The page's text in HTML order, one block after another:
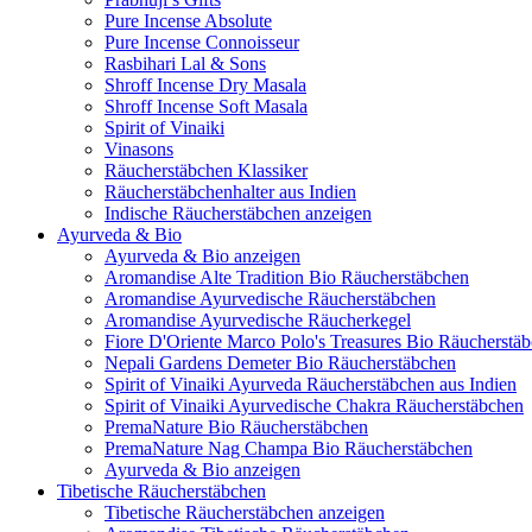
Pure Incense Absolute
Pure Incense Connoisseur
Rasbihari Lal & Sons
Shroff Incense Dry Masala
Shroff Incense Soft Masala
Spirit of Vinaiki
Vinasons
Räucherstäbchen Klassiker
Räucherstäbchenhalter aus Indien
Indische Räucherstäbchen anzeigen
Ayurveda & Bio
Ayurveda & Bio anzeigen
Aromandise Alte Tradition Bio Räucherstäbchen
Aromandise Ayurvedische Räucherstäbchen
Aromandise Ayurvedische Räucherkegel
Fiore D'Oriente Marco Polo's Treasures Bio
Nepali Gardens Demeter Bio Räucherstäbchen
Spirit of Vinaiki Ayurveda Räucherstäbchen aus Indien
Spirit of Vinaiki Ayurvedische Chakra Räucherstäbchen
PremaNature Bio Räucherstäbchen
PremaNature Nag Champa Bio Räucherstäbchen
Ayurveda & Bio anzeigen
Tibetische Räucherstäbchen
Tibetische Räucherstäbchen anzeigen